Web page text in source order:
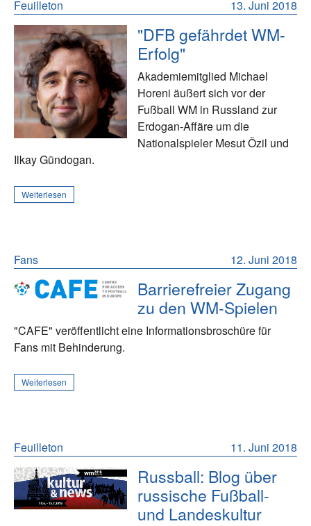
13. Juni 2018
Feuilleton
"DFB gefährdet WM-
Erfolg"
Akademiemitglied Michael
Horeni äußert sich vor der
Fußball WM in Russland zur
Erdogan-Affäre um die
Nationalspieler Mesut Özil und
Ilkay Gündogan.
Weiterlesen
12. Juni 2018
Fans
Barrierefreier Zugang
zu den WM-Spielen
"CAFE" veröffentlicht eine Informationsbroschüre für
Fans mit Behinderung.
Weiterlesen
11. Juni 2018
Feuilleton
Russball: Blog über
russische Fußball-
und Landeskultur